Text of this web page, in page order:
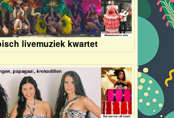
livemuziek kwartet